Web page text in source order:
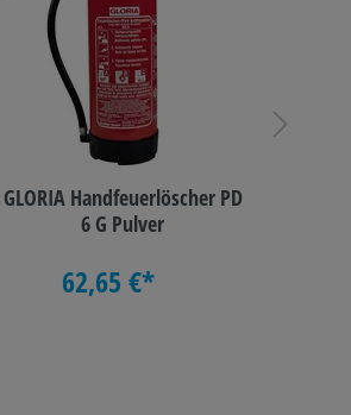
GLORIA Handfeuerlöscher PD
6 G Pulver
62,65 €*